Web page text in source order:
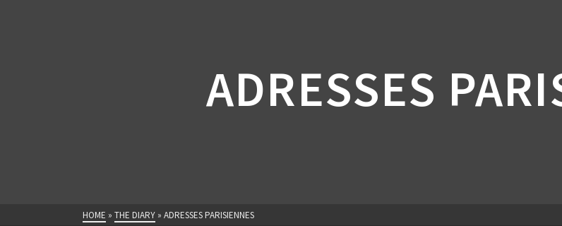
ADRESSES
HOME » THE DIARY » ADRESSES PARISIENNES